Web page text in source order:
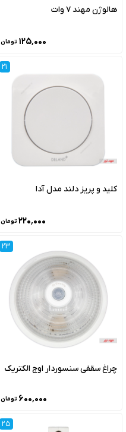
هالوژن مهند 7 وات
۱۲۵٬۰۰۰ تومان
21
کلید و پریز دلند مدل آدا
۲۲۰٬۰۰۰ تومان
23
چراغ سقفی سنسوردار اوج الکتریک
۶۰۰٬۰۰۰ تومان
25